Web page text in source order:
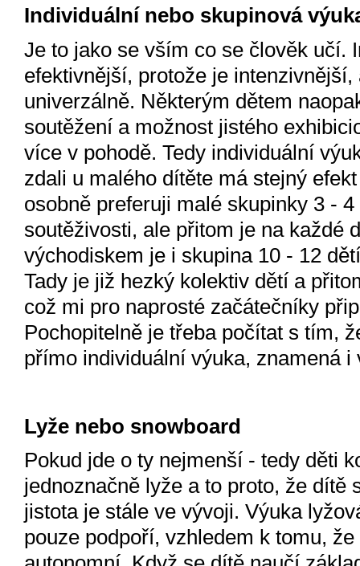
Individuální nebo skupinová
Je to jako se vším co se člověk učí.
efektivnější, protože je
univerzálně. Některým dětem
soutěžení a možnost jistého
více v pohodě. Tedy individuální
zdali u malého dítěte má stejný
osobně preferuji malé skupinky 3 -
soutěživosti, ale přitom je na každé
východiskem je i skupina 10 - 12
Tady je již hezký kolektiv dětí a
což mi pro naprosté začátečníky
Pochopitelně je třeba počítat s tím,
přímo individuální výuka, znamená i
Lyže nebo snowboard
Pokud jde o ty nejmenší - tedy děti
jednoznačně lyže a to proto, že dítě
jistota je stále ve vývoji. Výuka
pouze podpoří, vzhledem k tomu,